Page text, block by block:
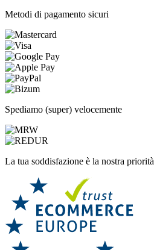
Metodi di pagamento sicuri
Spediamo (super) velocemente
La tua soddisfazione è la nostra priorità